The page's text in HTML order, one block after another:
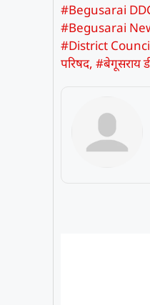
#Begusarai
#Begusarai
#District
परिषद,#बेगूसराय